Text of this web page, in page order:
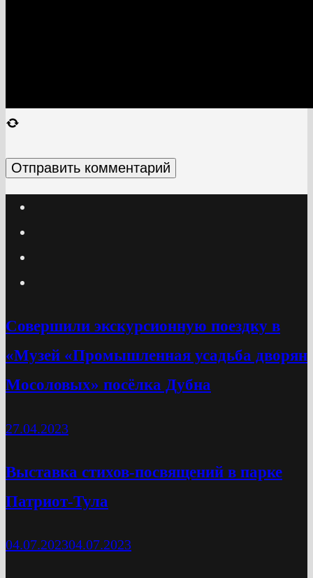
Cовершили экскурсионную поездку в
«Музей «Промышленная усадьба дворян
Мосоловых» посёлка Дубна
27.04.2023
Выставка стихов-посвящений в парке
Патриот-Тула
04.07.202304.07.2023